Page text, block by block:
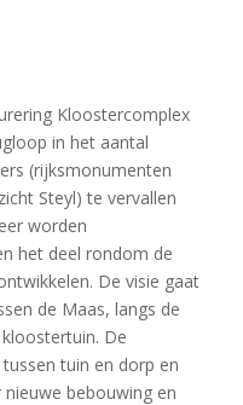
Kloostercomplex
in het aantal
(rijksmonumenten
Steyl) te vervallen
worden
het deel rondom de
De visie gaat
de Maas, langs de
De
tuin en dorp en
bebouwing en